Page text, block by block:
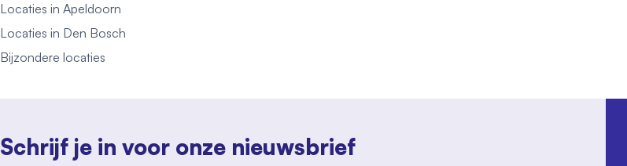
Locaties in Apeldoorn
Locaties in Den Bosch
Bijzondere locaties
Schrijf je in voor onze nieuwsbrief